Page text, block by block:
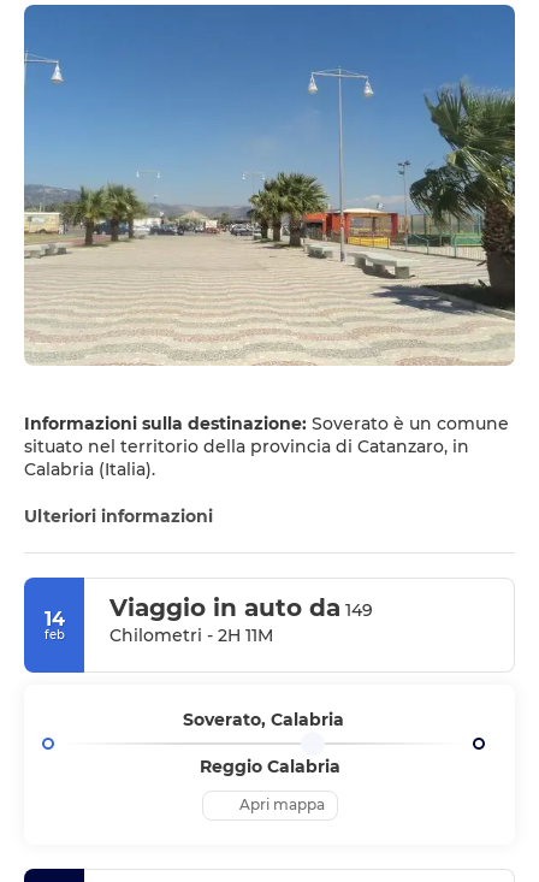
Informazioni sulla destinazione: Soverato è un comune
situato nel territorio della provincia di Catanzaro, in
Calabria (Italia).
Ulteriori informazioni
14
feb
Viaggio in auto da 149
Chilometri - 2H 11M
Soverato, Calabria
Reggio Calabria
Apri mappa